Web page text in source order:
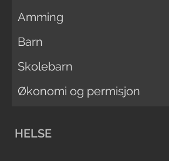
Amming
Barn
Skolebarn
Økonomi og permisjon
HELSE